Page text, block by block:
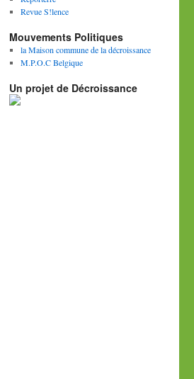
Revue S!lence
Mouvements Politiques
la Maison commune de la décroissance
M.P.O.C Belgique
Un projet de Décroissance